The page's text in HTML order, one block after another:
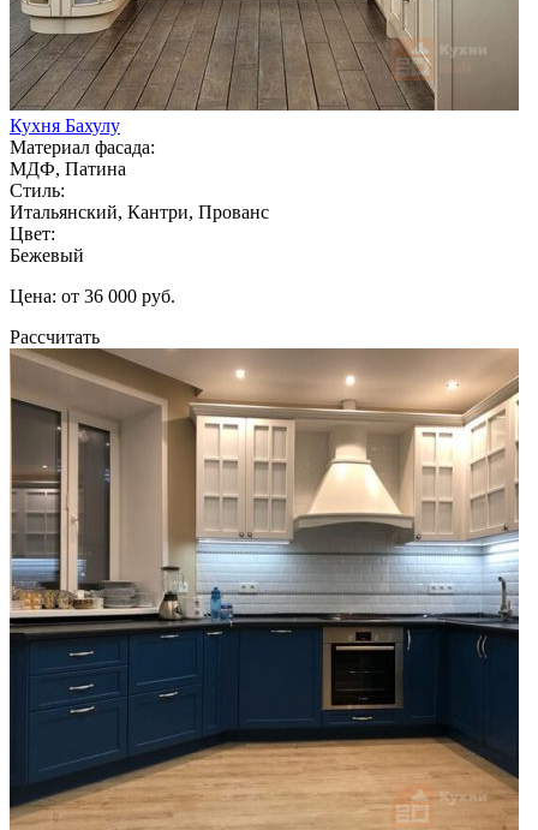
Кухня Бахулу
Материал фасада:
МДФ, Патина
Стиль:
Итальянский, Кантри, Прованс
Цвет:
Бежевый
Цена: от 36 000 руб.
Рассчитать